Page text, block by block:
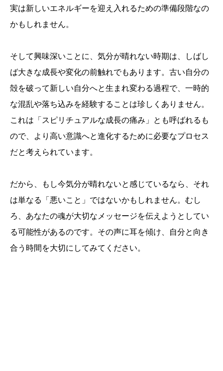
実は新しいエネルギーを迎え入れるための準備段階なの
かもしれません。
そして興味深いことに、気分が晴れない時期は、しばし
ば大きな成長や変化の前触れでもあります。古い自分の
殻を破って新しい自分へと生まれ変わる過程で、一時的
な混乱や落ち込みを経験することは珍しくありません。
これは「スピリチュアルな成長の痛み」とも呼ばれるも
ので、より高い意識へと進化するために必要なプロセス
だと考えられています。
だから、もし今気分が晴れないと感じているなら、それ
は単なる「悪いこと」ではないかもしれません。むし
ろ、あなたの魂が大切なメッセージを伝えようとしてい
る可能性があるのです。その声に耳を傾け、自分と向き
合う時間を大切にしてみてください。